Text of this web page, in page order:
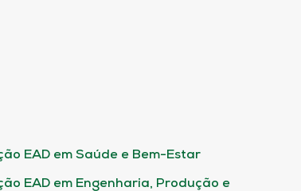
EAD em Saúde e Bem-Estar
EAD em Engenharia, Produção e